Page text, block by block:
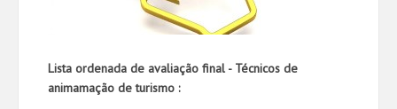
Lista ordenada de avaliação final - Técnicos de
animamação de turismo :